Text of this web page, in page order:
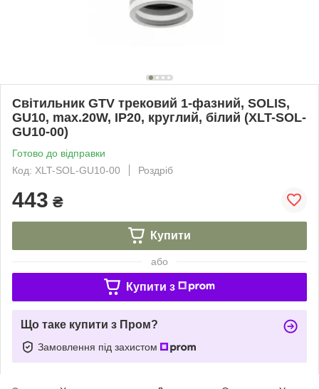
Світильник GTV трековий 1-фазний, SOLIS,
GU10, max.20W, IP20, круглий, білий (XLT-SOL-
GU10-00)
Готово до відправки
Код: XLT-SOL-GU10-00
Роздріб
443 ₴
Купити
або
Купити з
Що таке купити з Пром?
Замовлення під захистом